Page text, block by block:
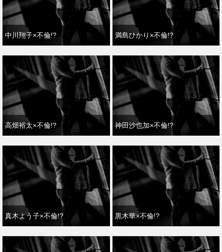
中川翔子×不倫!? 満島ひかり×不倫!?
高畑裕太×不倫!? 神田沙也加×不倫!?
真木よう子×不倫!? 黒木華×不倫!?